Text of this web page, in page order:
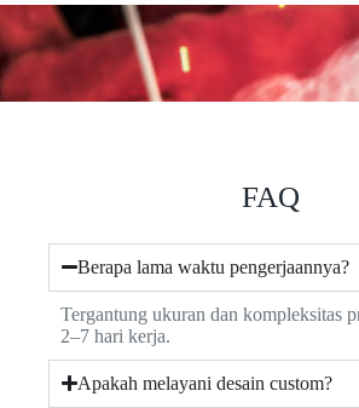
FAQ
Berapa lama waktu pengerjaannya?
Tergantung ukuran dan kompleksitas
2–7 hari kerja.
Apakah melayani desain custom?